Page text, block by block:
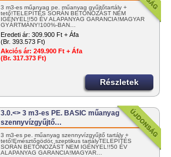
3 m3-es műanyag pe. műanyag gyűjtőtartály +
tető!TELEPÍTÉS SORÁN BETONOZÁST NEM
IGÉNYEL!!50 ÉV ALAPANYAG GARANCIA!MAGYAR
GYÁRTMÁNY!100%-BAN…
Eredeti ár: 309.900 Ft + Áfa
(Br. 393.573 Ft)
Akciós ár: 249.900 Ft + Áfa
(Br. 317.373 Ft)
Részletek
3.0.<> 3 m3-es PE. BASIC műanyag
szennyvízgyűjtő…
3 m3-es pe. műanyag szennyvízgyűjtő tartály +
tető!Emésztőgödör, szeptikus tartályTELEPÍTÉS
SORÁN BETONOZÁST NEM IGÉNYEL!!50 ÉV
ALAPANYAG GARANCIA!MAGYAR…